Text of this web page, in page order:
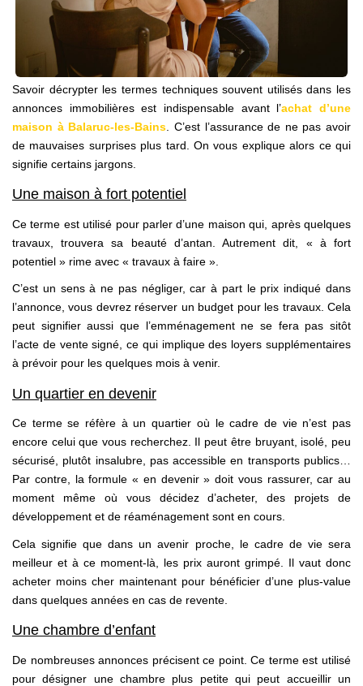
CONTACT
EN
Savoir décrypter les termes techniques souvent utilisés dans les
annonces immobilières est indispensable avant l’achat d’une
maison à Balaruc-les-Bains . C’est l’assurance de ne pas avoir
de mauvaises surprises plus tard. On vous explique alors ce qui
signifie certains jargons.
Une maison à fort potentiel
Ce terme est utilisé pour parler d’une maison qui, après quelques
travaux, trouvera sa beauté d’antan. Autrement dit, « à fort
potentiel » rime avec « travaux à faire ».
C’est un sens à ne pas négliger, car à part le prix indiqué dans
l’annonce, vous devrez réserver un budget pour les travaux. Cela
peut signifier aussi que l’emménagement ne se fera pas sitôt
l’acte de vente signé, ce qui implique des loyers supplémentaires
à prévoir pour les quelques mois à venir.
Un quartier en devenir
Ce terme se réfère à un quartier où le cadre de vie n’est pas
encore celui que vous recherchez. Il peut être bruyant, isolé, peu
sécurisé, plutôt insalubre, pas accessible en transports publics…
Par contre, la formule « en devenir » doit vous rassurer, car au
moment même où vous décidez d’acheter, des projets de
développement et de réaménagement sont en cours.
Cela signifie que dans un avenir proche, le cadre de vie sera
meilleur et à ce moment-là, les prix auront grimpé. Il vaut donc
acheter moins cher maintenant pour bénéficier d’une plus-value
dans quelques années en cas de revente.
Une chambre d’enfant
De nombreuses annonces précisent ce point. Ce terme est utilisé
pour désigner une chambre plus petite qui peut accueillir un